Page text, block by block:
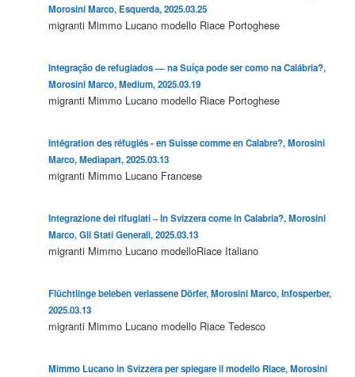
Morosini Marco, Esquerda, 2025.03.25
migranti Mimmo Lucano modello Riace Portoghese
Integração de refugiados — na Suíça pode ser como na Calábria?,
Morosini Marco, Medium, 2025.03.19
migranti Mimmo Lucano modello Riace Portoghese
Intégration des réfugiés - en Suisse comme en Calabre?, Morosini
Marco, Mediapart, 2025.03.13
migranti Mimmo Lucano Francese
Integrazione dei rifugiati – In Svizzera come in Calabria?, Morosini
Marco, Gli Stati Generali, 2025.03.13
migranti Mimmo Lucano modelloRiace Italiano
Flüchtlinge beleben verlassene Dörfer, Morosini Marco, Infosperber,
2025.03.13
migranti Mimmo Lucano modello Riace Tedesco
Mimmo Lucano in Svizzera per spiegare il modello Riace, Morosini